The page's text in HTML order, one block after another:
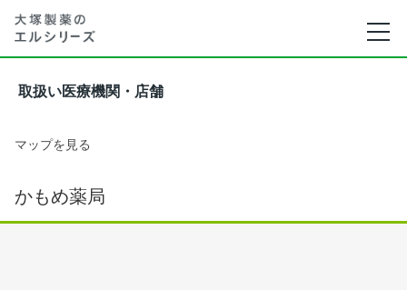
取扱い医療機関・店舗
マップを見る
かもめ薬局